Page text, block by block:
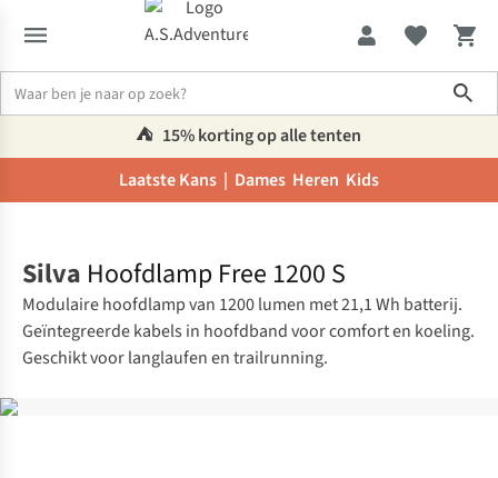
⛺️ 15% korting op alle tenten
Laatste Kans | Dames Heren Kids
Silva Hoofdlamp Free 1200 S
Modulaire hoofdlamp van 1200 lumen met 21,1 Wh batterij.
Geïntegreerde kabels in hoofdband voor comfort en koeling.
Geschikt voor langlaufen en trailrunning.